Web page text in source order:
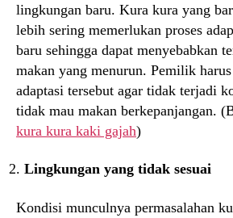
lingkungan baru. Kura kura yang
lebih sering memerlukan proses
baru sehingga dapat menyebabkan
makan yang menurun. Pemilik
adaptasi tersebut agar tidak terjadi
tidak mau makan berkepanjangan.
kura kura kaki gajah)
Lingkungan yang tidak sesuai
Kondisi munculnya permasalahan